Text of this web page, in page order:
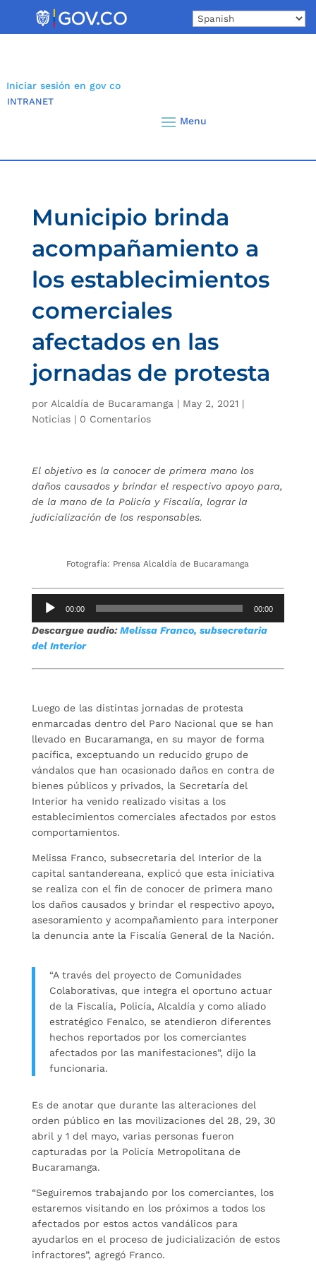
Iniciar sesión en gov co
INTRANET
Municipio brinda
acompañamiento a
los establecimientos
comerciales
afectados en las
jornadas de protesta
por Alcaldía de Bucaramanga | May 2, 2021 |
Noticias| 0 Comentarios
El objetivo es la conocer de primera mano los
daños causados y brindar el respectivo apoyo para,
de la mano de la Policía y Fiscalía, lograr la
judicialización de los responsables.
Fotografía: Prensa Alcaldía de Bucaramanga
Reproductor
audio
00:00 00:00
Descargue audio:Melissa Franco, subsecretaria
del Interior
Luego de las distintas jornadas de protesta
enmarcadas dentro del Paro Nacional que se han
llevado en Bucaramanga, en su mayor de forma
pacífica, exceptuando un reducido grupo de
vándalos que han ocasionado daños en contra de
bienes públicos y privados, la Secretaría del
Interior ha venido realizado visitas a los
establecimientos comerciales afectados por estos
comportamientos.
Melissa Franco, subsecretaria del Interior de la
capital santandereana, explicó que esta iniciativa
se realiza con el fin de conocer de primera mano
los daños causados y brindar el respectivo apoyo,
asesoramiento y acompañamiento para interponer
la denuncia ante la Fiscalía General de la Nación.
“A través del proyecto de Comunidades
Colaborativas, que integra el oportuno actuar
de la Fiscalía, Policía, Alcaldía y como aliado
estratégico Fenalco, se atendieron diferentes
hechos reportados por los comerciantes
afectados por las manifestaciones”, dijo la
funcionaria.
Es de anotar que durante las alteraciones del
orden público en las movilizaciones del 28, 29, 30
abril y 1 del mayo, varias personas fueron
capturadas por la Policía Metropolitana de
Bucaramanga.
“Seguiremos trabajando por los comerciantes, los
estaremos visitando en los próximos a todos los
afectados por estos actos vandálicos para
ayudarlos en el proceso de judicialización de estos
infractores”, agregó Franco.